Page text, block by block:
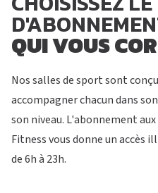
QUI VOUS
Nos salles de sport sont
accompagner chacun dans
son niveau. L'abonnement
Fitness vous donne un accès
de 6h à 23h.